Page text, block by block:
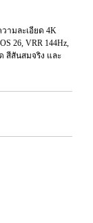
วามละเอียด 4K
26, VRR 144Hz,
สีสันสมจริง และ